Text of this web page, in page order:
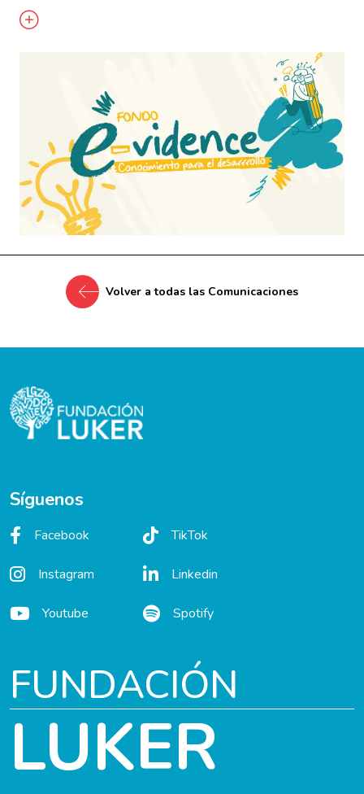
Volver a todas las Comunicaciones
Síguenos
Facebook
Instagram
Youtube
TikTok
Linkedin
Spotify
FUNDACIÓN
LUKER